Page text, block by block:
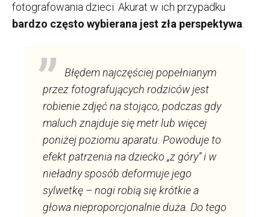
fotografowania dzieci. Akurat w ich przypadku
bardzo często wybierana jest zła perspektywa.
Błędem najczęściej popełnianym
przez fotografujących rodziców jest
robienie zdjęć na stojąco, podczas gdy
maluch znajduje się metr lub więcej
poniżej poziomu aparatu. Powoduje to
efekt patrzenia na dziecko „z góry” i w
nieładny sposób deformuje jego
sylwetkę – nogi robią się krótkie a
głowa nieproporcjonalnie duża. Do tego